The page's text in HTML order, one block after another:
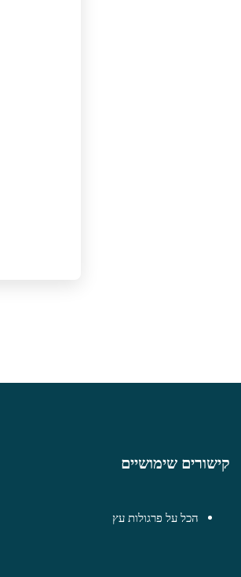
קישורים שימושיים
הכל על פרגולות עץ